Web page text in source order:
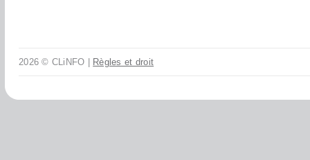
2026 © CLiNFO | Règles et droit